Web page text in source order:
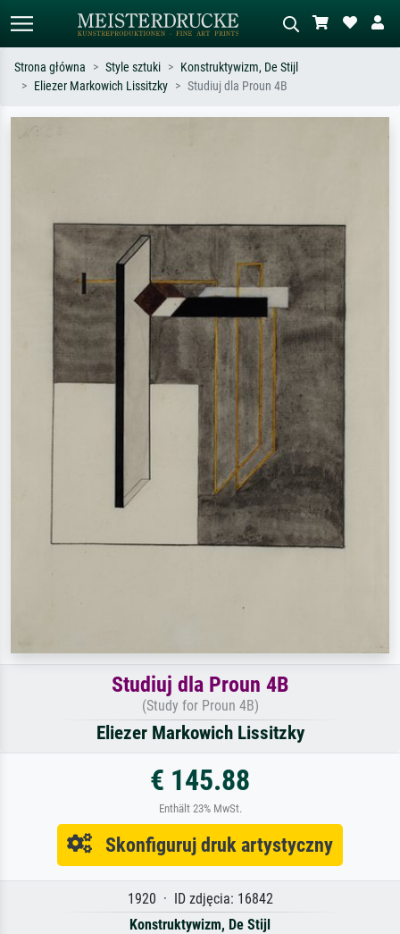
Szukaj wg artysty, tytułu lub stylu – np.
Strona główna Style sztuki
Konstruktywizm, De Stijl
Eliezer Markowich Lissitzky
Studiuj dla Proun 4B
Studiuj dla Proun 4B
(Study for Proun 4B)
Eliezer Markowich Lissitzky
€ 145.88
Enthält 23% MwSt.
Skonfiguruj druk artystyczny
1920 · ID zdjęcia: 16842
Konstruktywizm, De Stijl